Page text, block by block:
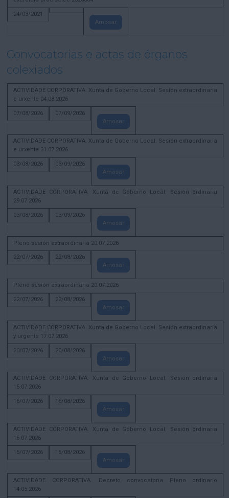
24/03/2021
Amosar
Convocatorias e actas de órganos
colexiados
ACTIVIDADE CORPORATIVA. Xunta de Goberno Local. Sesión extraordinaria
e urxente 04.08.2026
07/08/2026
07/09/2026
Amosar
ACTIVIDADE CORPORATIVA. Xunta de Goberno Local. Sesión extraordinaria
e urxente 31.07.2026
03/08/2026
03/09/2026
Amosar
ACTIVIDADE CORPORATIVA. Xunta de Goberno Local. Sesión ordinaria
29.07.2026
03/08/2026
03/09/2026
Amosar
Pleno sesión extraordinaria 20.07.2026
22/07/2026
22/08/2026
Amosar
Pleno sesión extraordinaria 20.07.2026
22/07/2026
22/08/2026
Amosar
ACTIVIDADE CORPORATIVA. Xunta de Goberno Local. Sesión extraordinaria
y urgente 17.07.2026
20/07/2026
20/08/2026
Amosar
ACTIVIDADE CORPORATIVA. Xunta de Goberno Local. Sesión ordinaria
15.07.2026
16/07/2026
16/08/2026
Amosar
ACTIVIDADE CORPORATIVA. Xunta de Goberno Local. Sesión ordinaria
15.07.2026
15/07/2026
15/08/2026
Amosar
ACTIVIDADE CORPORATIVA. Decreto convocatoria Pleno ordinario
14.05.2026